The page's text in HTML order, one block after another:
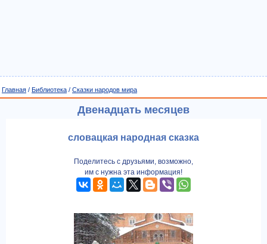
Главная / Библиотека / Сказки народов мира
Двенадцать месяцев
словацкая народная сказка
Поделитесь с друзьями, возможно,
им с нужна эта информация!